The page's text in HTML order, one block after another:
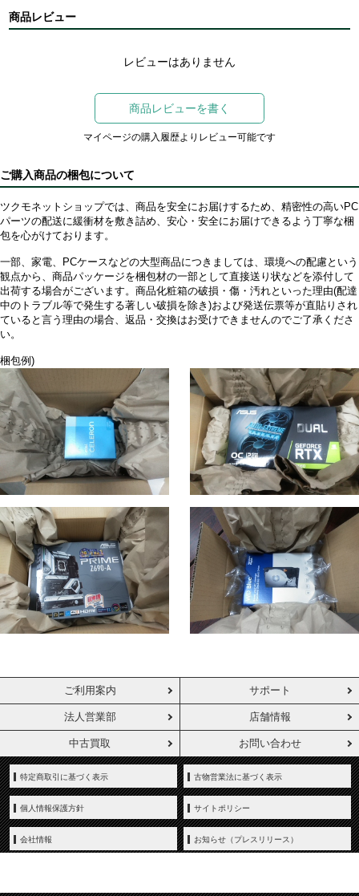
商品レビュー
レビューはありません
商品レビューを書く
マイページの購入履歴よりレビュー可能です
ご購入商品の梱包について
ツクモネットショップでは、商品を安全にお届けするため、精密性の高いPC
パーツの配送に緩衝材を敷き詰め、安心・安全にお届けできるよう丁寧な梱
包を心がけております。
一部、家電、PCケースなどの大型商品につきましては、環境への配慮という
観点から、商品パッケージを梱包材の一部として直接送り状などを添付して
出荷する場合がございます。商品化粧箱の破損・傷・汚れといった理由(配達
中のトラブル等で発生する著しい破損を除き)および発送伝票等が直貼りされ
ていると言う理由の場合、返品・交換はお受けできませんのでご了承くださ
い。
梱包例)
ご利用案内 サポート
法人営業部 店舗情報
中古買取 お問い合わせ
特定商取引に基づく表示 古物営業法に基づく表示
個人情報保護方針 サイトポリシー
会社情報 お知らせ（プレスリリース）